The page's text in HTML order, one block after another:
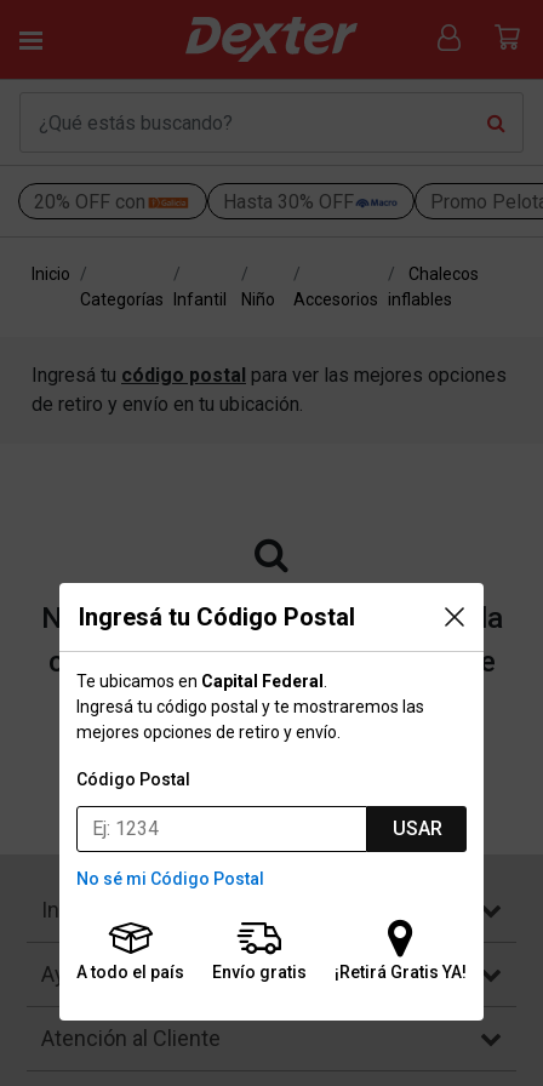
20% OFF con Hasta 30% OFF Promo
Ingresá tu Código Postal
Te ubicamos en Capital Federal
Ingresá tu código postal y te mostraremos las
mejores opciones de retiro y envío.
Código Postal
USAR
No sé mi Código Postal
A todo el país Envío gratis ¡Retirá Gratis YA!
Inicio
Categorías
Infantil Niño Accesorios
Chalecos
inflables
Ingresá tu código postal para ver las mejores opciones
de retiro y envío en tu ubicación.
No encontramos resultados para la
categoría "Chalecos inflables" que
buscaste.
Institucional
Ayuda
Atención al Cliente